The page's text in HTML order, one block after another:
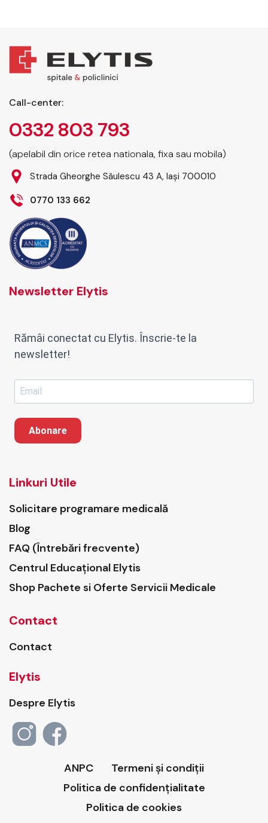
Call-center:
0332 803 793
(apelabil din orice retea nationala, fixa sau mobila)
Strada Gheorghe Săulescu 43 A, Iași 700010
0770 133 662
Newsletter Elytis
Rămâi conectat cu Elytis. Înscrie-te la
newsletter!
Abonare
Linkuri Utile
Solicitare programare medicală
Blog
FAQ (Întrebări frecvente)
Centrul Educațional Elytis
Shop Pachete si Oferte Servicii Medicale
Contact
Contact
Elytis
Despre Elytis
ANPC
Termeni și condiții
Politica de confidențialitate
Politica de cookies